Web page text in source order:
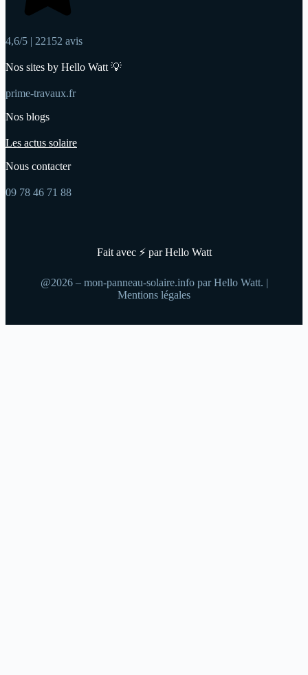
4,6/5 | 22152 avis
Nos sites by Hello Watt 💡
prime-travaux.fr
Nos blogs
Les actus solaire
Nous contacter
09 78 46 71 88
Fait avec ⚡ par Hello Watt
@2026 – mon-panneau-solaire.info par Hello Watt. |
Mentions légales